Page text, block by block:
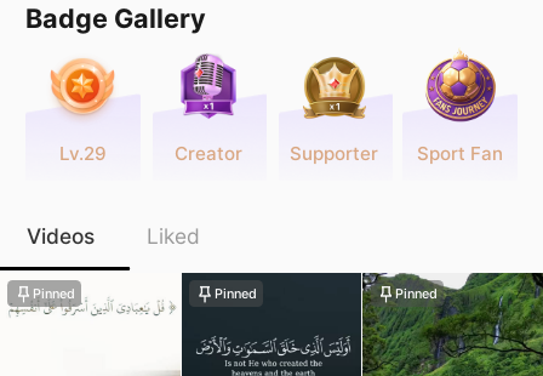
Badge Gallery
Lv.29 Creator Supporter Sport Fan
Videos Liked
Pinned Pinned Pinned